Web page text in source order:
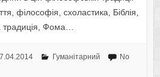
філософія, схоластика, Біблія,
традиція, Фома…
Гуманітарний
No